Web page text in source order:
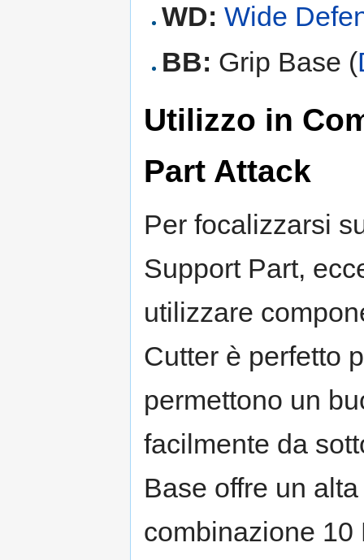
WD: Wide
BB: Grip Base (
Utilizzo in
Part Attack
Per focalizzarsi
Support Part,
utilizzare
Cutter è perfetto
permettono un
facilmente da
Base offre un
combinazione 10